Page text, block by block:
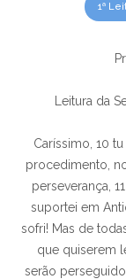
1ª
Leitura da
Caríssimo, 10
procedimento,
perseverança,
suportei em
sofri! Mas de
que quiserem
serão